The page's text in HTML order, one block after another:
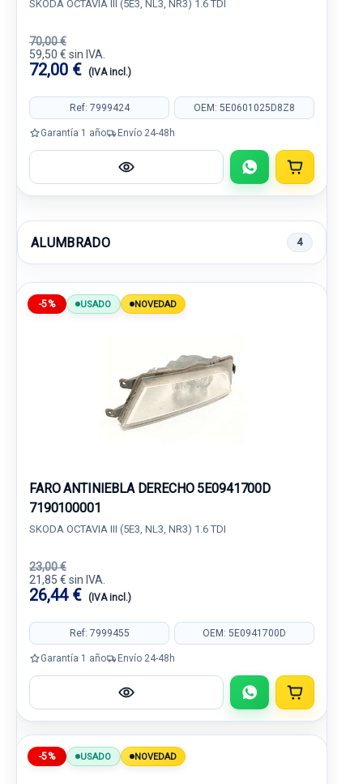
SKODA OCTAVIA III (5E3, NL3, NR3) 1.6 TDI
70,00 €
59,50 € sin IVA.
72,00 € (IVA incl.)
Ref: 7999424 OEM: 5E0601025D8Z8
Garantía 1 año Envío 24-48h
ALUMBRADO 4
-5% USADO NOVEDAD
FARO ANTINIEBLA DERECHO 5E0941700D
7190100001
SKODA OCTAVIA III (5E3, NL3, NR3) 1.6 TDI
23,00 €
21,85 € sin IVA.
26,44 € (IVA incl.)
Ref: 7999455 OEM: 5E0941700D
Garantía 1 año Envío 24-48h
-5% USADO NOVEDAD